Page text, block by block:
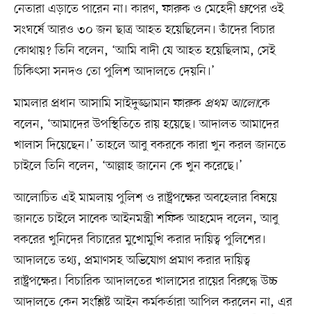
নেতারা এড়াতে পারেন না। কারণ, ফারুক ও মেহেদী গ্রুপের ওই
সংঘর্ষে আরও ৩০ জন ছাত্র আহত হয়েছিলেন। তাঁদের বিচার
কোথায়? তিনি বলেন, ‘আমি বাদী যে আহত হয়েছিলাম, সেই
চিকিৎসা সনদও তো পুলিশ আদালতে দেয়নি।’
মামলার প্রধান আসামি সাইদুজ্জামান ফারুক প্রথম আলোকে
বলেন, ‘আমাদের উপস্থিতিতে রায় হয়েছে। আদালত আমাদের
খালাস দিয়েছেন।’ তাহলে আবু বকরকে কারা খুন করল জানতে
চাইলে তিনি বলেন, ‘আল্লাহ জানেন কে খুন করেছে।’
আলোচিত এই মামলায় পুলিশ ও রাষ্ট্রপক্ষের অবহেলার বিষয়ে
জানতে চাইলে সাবেক আইনমন্ত্রী শফিক আহমেদ বলেন, আবু
বকরের খুনিদের বিচারের মুখোমুখি করার দায়িত্ব পুলিশের।
আদালতে তথ্য, প্রমাণসহ অভিযোগ প্রমাণ করার দায়িত্ব
রাষ্ট্রপক্ষের। বিচারিক আদালতের খালাসের রায়ের বিরুদ্ধে উচ্চ
আদালতে কেন সংশ্লিষ্ট আইন কর্মকর্তারা আপিল করলেন না, এর